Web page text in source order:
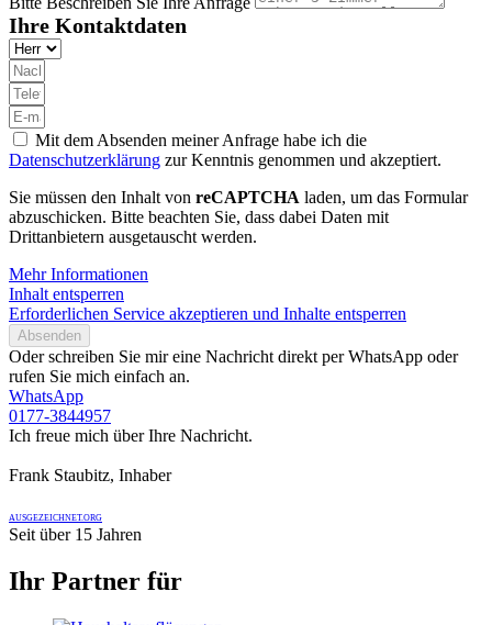
Ihre Kontaktdaten
Mit dem Absenden meiner Anfrage habe ich die
Datenschutzerklärung zur Kenntnis genommen und akzeptiert.
Sie müssen den Inhalt von reCAPTCHA laden, um das Formular
abzuschicken. Bitte beachten Sie, dass dabei Daten mit
Drittanbietern ausgetauscht werden.
Mehr Informationen
Inhalt entsperren
Erforderlichen Service akzeptieren und Inhalte entsperren
Absenden
Oder schreiben Sie mir eine Nachricht direkt per WhatsApp oder
rufen Sie mich einfach an.
WhatsApp
0177-3844957
Ich freue mich über Ihre Nachricht.
Frank Staubitz, Inhaber
AUSGEZEICHNET.ORG
Seit über 15 Jahren
Ihr Partner für